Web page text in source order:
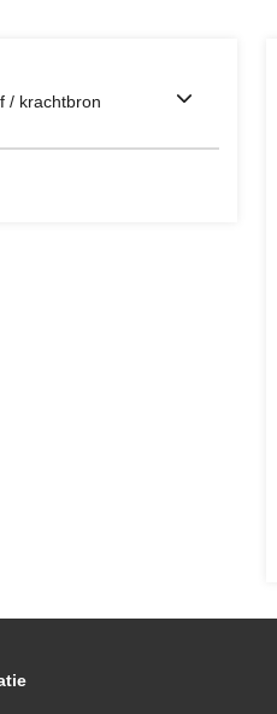
/ krachtbron